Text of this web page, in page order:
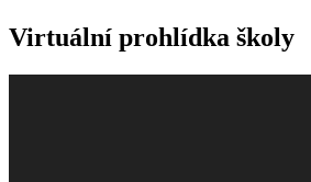
Virtuální prohlídka školy